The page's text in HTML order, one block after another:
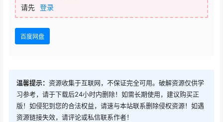
请先 登录
百度网盘
温馨提示： 资源收集于互联网，不保证完全可用。破解资源仅供学
习参考，请于下载后24小时内删除！如需长期使用，建议购买正
版！如侵犯到您的合法权益，请速与本站联系删除侵权资源！如遇
资源链接失效，请评论或私信联系作者！